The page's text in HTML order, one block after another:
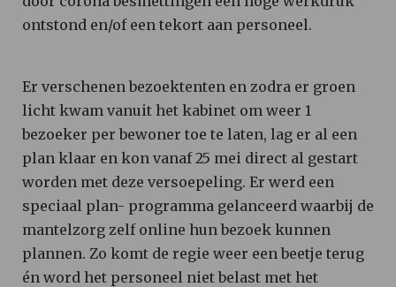
ontstond en/of een tekort aan personeel.
Er verschenen bezoektenten en zodra er groen
licht kwam vanuit het kabinet om weer 1
bezoeker per bewoner toe te laten, lag er al een
plan klaar en kon vanaf 25 mei direct al gestart
worden met deze versoepeling. Er werd een
speciaal plan- programma gelanceerd waarbij de
mantelzorg zelf online hun bezoek kunnen
plannen. Zo komt de regie weer een beetje terug
én word het personeel niet belast met het